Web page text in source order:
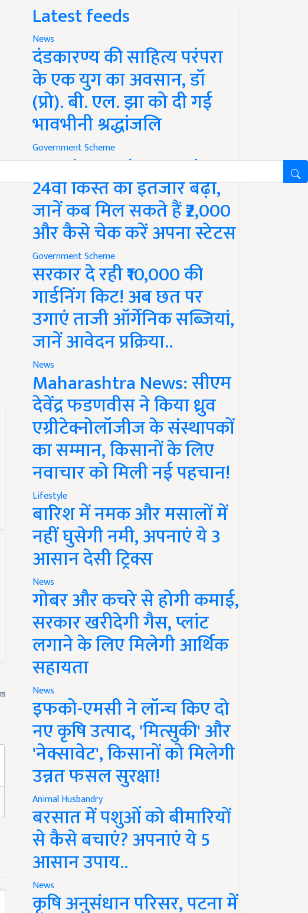
Latest feeds
News
दंडकारण्य की साहित्य परंपरा
के एक युग का अवसान, डॉ
(प्रो). बी. एल. झा को दी गई
भावभीनी श्रद्धांजलि
Government Scheme
PM Kisan Yojana Update:
24वीं किस्त का इंतजार बढ़ा,
जानें कब मिल सकते हैं ₹2,000
और कैसे चेक करें अपना स्टेटस
Government Scheme
सरकार दे रही ₹10,000 की
गार्डनिंग किट! अब छत पर
उगाएं ताजी ऑर्गेनिक सब्जियां,
जानें आवेदन प्रक्रिया..
News
Maharashtra News: सीएम
देवेंद्र फडणवीस ने किया ध्रुव
एग्रीटेक्नोलॉजीज के संस्थापकों
का सम्मान, किसानों के लिए
नवाचार को मिली नई पहचान!
Lifestyle
बारिश में नमक और मसालों में
नहीं घुसेगी नमी, अपनाएं ये 3
आसान देसी ट्रिक्स
News
गोबर और कचरे से होगी कमाई,
सरकार खरीदेगी गैस, प्लांट
लगाने के लिए मिलेगी आर्थिक
सहायता
News
इफको-एमसी ने लॉन्च किए दो
नए कृषि उत्पाद, 'मित्सुकी' और
'नेक्सावेट', किसानों को मिलेगी
उन्नत फसल सुरक्षा!
Animal Husbandry
बरसात में पशुओं को बीमारियों
से कैसे बचाएं? अपनाएं ये 5
आसान उपाय..
News
कृषि अनुसंधान परिसर, पटना में